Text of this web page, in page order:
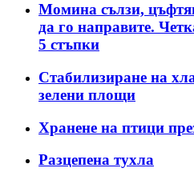
Момина сълзи,
да го направите.
5 стъпки
Стабилизиране на
зелени площи
Хранене на птици
Разцепена тухла